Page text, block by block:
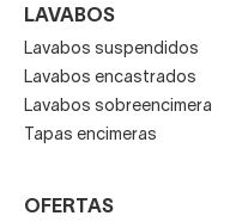
LAVABOS
Lavabos suspendidos
Lavabos encastrados
Lavabos sobreencimera
Tapas encimeras
OFERTAS